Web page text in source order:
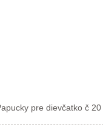
pre dievčatko č 20